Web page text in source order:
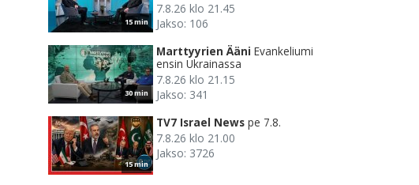
15 min
7.8.26 klo 21.45
Jakso: 106
30 min
Marttyyrien Ääni Evankeliumi
ensin Ukrainassa
7.8.26 klo 21.15
Jakso: 341
15 min
TV7 Israel News pe 7.8.
7.8.26 klo 21.00
Jakso: 3726